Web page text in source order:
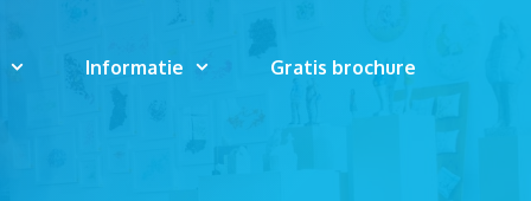
Informatie Gratis brochure